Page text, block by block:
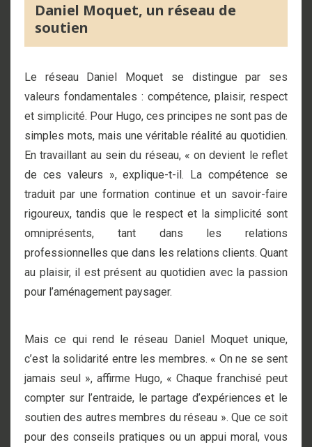
Daniel Moquet, un réseau de
soutien
Le réseau Daniel Moquet se distingue par ses
valeurs fondamentales : compétence, plaisir, respect
et simplicité. Pour Hugo, ces principes ne sont pas de
simples mots, mais une véritable réalité au quotidien.
En travaillant au sein du réseau, « on devient le reflet
de ces valeurs », explique-t-il. La compétence se
traduit par une formation continue et un savoir-faire
rigoureux, tandis que le respect et la simplicité sont
omniprésents, tant dans les relations
professionnelles que dans les relations clients. Quant
au plaisir, il est présent au quotidien avec la passion
pour l’aménagement paysager.
Mais ce qui rend le réseau Daniel Moquet unique,
c’est la solidarité entre les membres. « On ne se sent
jamais seul », affirme Hugo, « Chaque franchisé peut
compter sur l’entraide, le partage d’expériences et le
soutien des autres membres du réseau ». Que ce soit
pour des conseils pratiques ou un appui moral, vous